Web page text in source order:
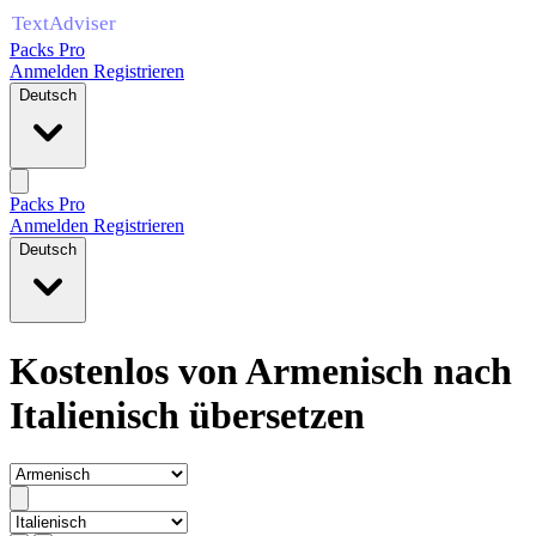
Packs Pro
Anmelden Registrieren
Deutsch
Packs Pro
Anmelden Registrieren
Deutsch
Kostenlos von Armenisch nach
Italienisch übersetzen